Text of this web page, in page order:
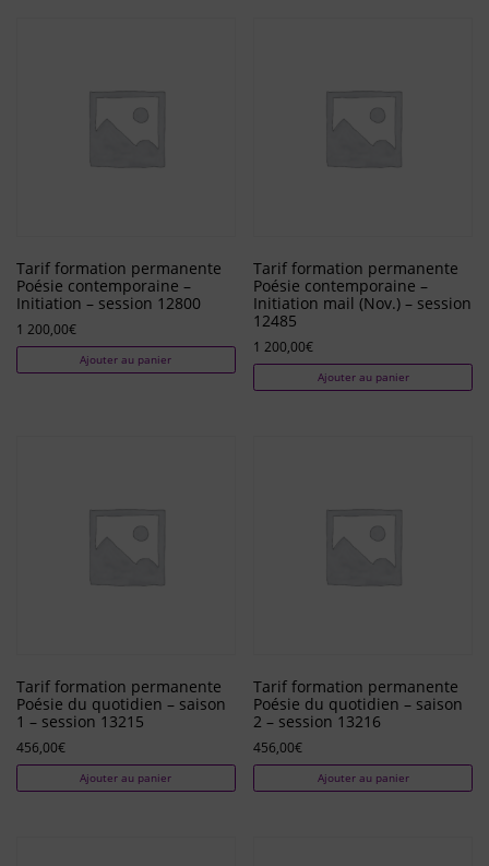
Tarif formation permanente
Poésie contemporaine –
Initiation – session 12800
1 200,00€
Ajouter au panier
Tarif formation permanente
Poésie contemporaine –
Initiation mail (Nov.) – session
12485
1 200,00€
Ajouter au panier
Tarif formation permanente
Poésie du quotidien – saison
1 – session 13215
456,00€
Ajouter au panier
Tarif formation permanente
Poésie du quotidien – saison
2 – session 13216
456,00€
Ajouter au panier